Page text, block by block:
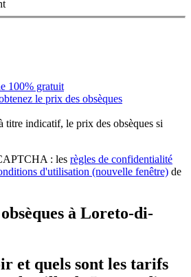
100% gratuit
le prix des obsèques
titre indicatif, le prix des obsèques si
: les règles de confidentialité
d'utilisation (nouvelle fenêtre) de
à Loreto-di-
et quels sont les tarifs